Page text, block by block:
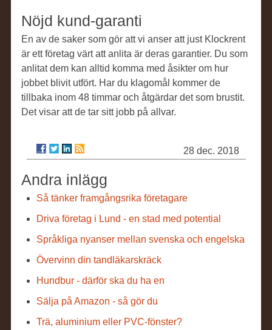
Nöjd kund-garanti
En av de saker som gör att vi anser att just Klockrent
är ett företag värt att anlita är deras garantier. Du som
anlitat dem kan alltid komma med åsikter om hur
jobbet blivit utfört. Har du klagomål kommer de
tillbaka inom 48 timmar och åtgärdar det som brustit.
Det visar att de tar sitt jobb på allvar.
28 dec. 2018
Andra inlägg
Så tänker framgångsrika företagare
Driva företag i Lund - en stad med potential
Språkliga nyanser mellan svenska och engelska
Övervinn din tandläkarskräck
Hundbur - därför ska du ha en
Sälja på Amazon - så gör du
Trä, aluminium eller PVC-fönster?